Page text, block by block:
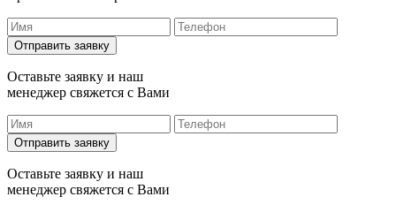
Отправить заявку
Оставьте заявку и наш
менеджер свяжется с Вами
Отправить заявку
Оставьте заявку и наш
менеджер свяжется с Вами